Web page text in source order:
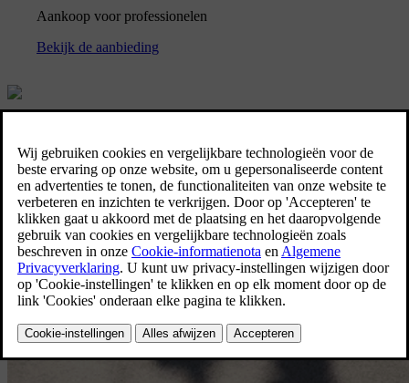
Aankoop voor professionelen
Bekijk de aanbieding
EX30
Volvo EX30 P5 Core Business Edition vanaf € 325 excl.
btw / maand.[3]
Financiële renting voor professionelen
Bekijk de aanbieding